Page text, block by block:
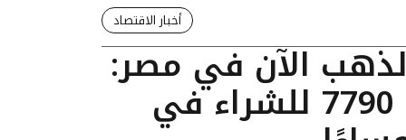
أخبار الاقتصاد
الآن في مصر:
عيار 24 يسجل 7790 للشراء في